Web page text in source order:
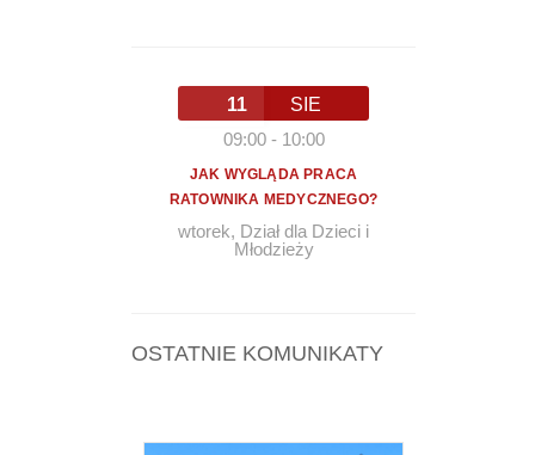
11
SIE
09:00- 10:00
JAK WYGLĄDA PRACA
RATOWNIKA MEDYCZNEGO?
wtorek, Dział dla Dzieci i
Młodzieży
OSTATNIE KOMUNIKATY